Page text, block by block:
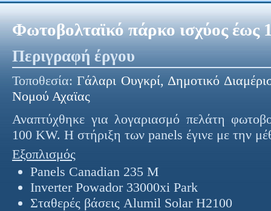
Φωτοβολταϊκό πάρκο ισχύος έως
Περιγραφή έργου
Τοποθεσία:Γάλαρι Ουγκρί, Δημοτικό
Νομού Αχαϊας
Αναπτύχθηκε για λογαριασμό πελάτη
100 KW. Η στήριξη των panels έγινε με την
Εξοπλισμός
Panels Canadian 235 M
Inverter Powador 33000xi Park
Σταθερές βάσεις Alumil Solar H2100